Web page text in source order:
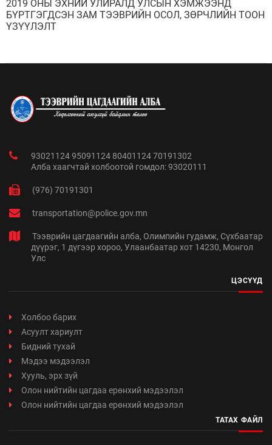
2019 ОНЫ ЭХНИЙ УЛИРАЛД УЛСЫН ХЭМЖЭЭНД
БҮРТГЭГДСЭН ЗАМ ТЭЭВРИЙН ОСОЛ, ЗӨРЧЛИЙН ТООН
ҮЗҮҮЛЭЛТ
93021124 95091124 80401124 70191302
Алба хаагчтай холбоотой гомдол: 93020111
(976) 70191301
transportation@police.gov.mn
Тээврийн цагдаагийн алба, Олимпийн гудамж, Сүхбаатар
дүүрэг, 1 дүгээр хороо, Улаанбаатар хот 14230, Монгол
Улс
ЦЭСҮҮД
Холбоо барих
Асуулт хариулт
Бидний тухай
Мэдээ мэдээлэл
Хууль, эрх зүй
Олон нийтийн цагдаа ерөнхий мэдээлэл
Олон нийтийн цагдаа ерөнхий мэдээлэл
ТАТАХ ФАЙЛ